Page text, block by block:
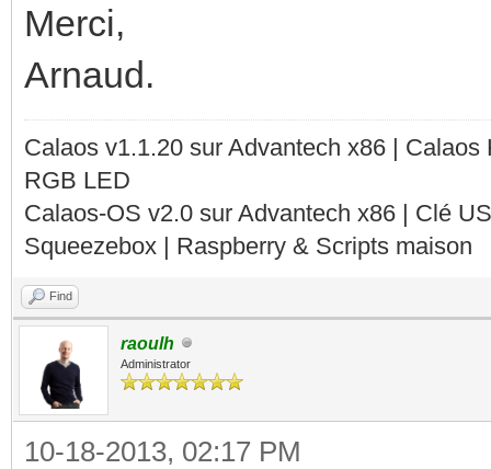
Merci,
Arnaud.
Calaos v1.1.20 sur Advantech x86 |
RGB LED
Calaos-OS v2.0 sur Advantech x86 | Clé
Squeezebox | Raspberry & Scripts maison
Find
raoulh
Administrator
10-18-2013, 02:17 PM